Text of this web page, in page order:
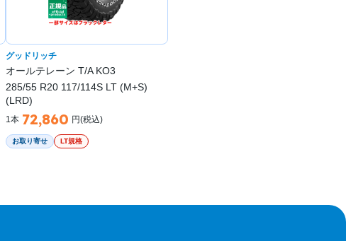
グッドリッチ
オールテレーン T/A KO3
285/55 R20 117/114S LT (M+S)
(LRD)
1本 72,860 円(税込)
お取り寄せ LT規格